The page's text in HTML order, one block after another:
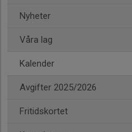
Nyheter
Våra lag
Kalender
Avgifter 2025/2026
Fritidskortet